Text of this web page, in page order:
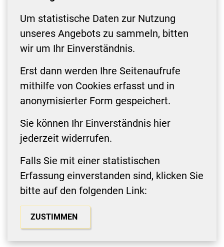
Um statistische Daten zur Nutzung
unseres Angebots zu sammeln, bitten
wir um Ihr Einverständnis.
Erst dann werden Ihre Seitenaufrufe
mithilfe von Cookies erfasst und in
anonymisierter Form gespeichert.
Sie können Ihr Einverständnis hier
jederzeit widerrufen.
Falls Sie mit einer statistischen
Erfassung einverstanden sind, klicken Sie
bitte auf den folgenden Link:
ZUSTIMMEN